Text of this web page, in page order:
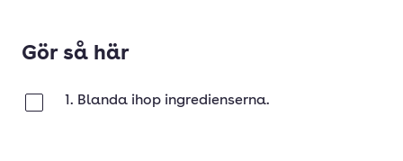
Gör så här
1. Blanda ihop ingredienserna.